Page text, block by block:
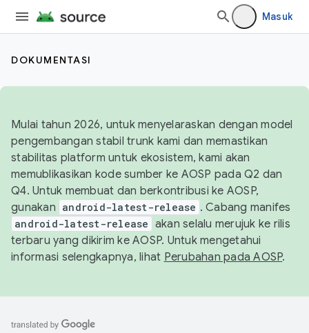
Masuk
DOKUMENTASI
Mulai tahun 2026, untuk menyelaraskan dengan model
pengembangan stabil trunk kami dan memastikan
stabilitas platform untuk ekosistem, kami akan
memublikasikan kode sumber ke AOSP pada Q2 dan
Q4. Untuk membuat dan berkontribusi ke AOSP,
gunakan android-latest-release . Cabang manifes
android-latest-release akan selalu merujuk ke rilis
terbaru yang dikirim ke AOSP. Untuk mengetahui
informasi selengkapnya, lihat Perubahan pada AOSP.